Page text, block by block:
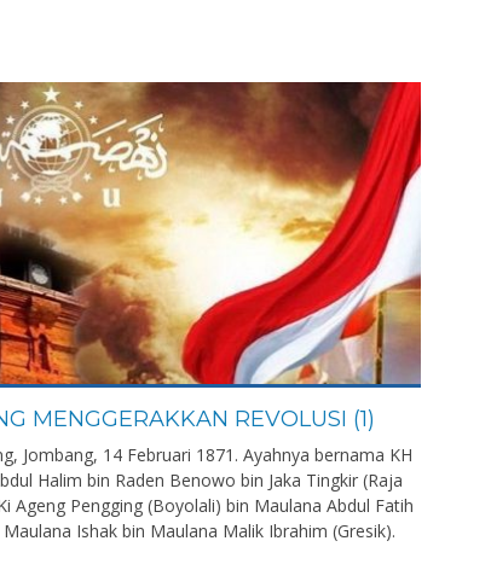
MENGGERAKKAN REVOLUSI (1)
Jombang, 14 Februari 1871. Ayahnya bernama KH
Halim bin Raden Benowo bin Jaka Tingkir (Raja
Ageng Pengging (Boyolali) bin Maulana Abdul Fatih
Ishak bin Maulana Malik Ibrahim (Gresik).